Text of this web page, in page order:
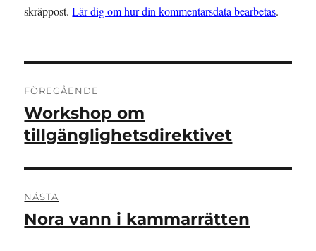
skräppost.Lär dig om hur din kommentarsdata bearbetas.
FÖREGÅENDE
Föregående
inlägg:
Workshop om
tillgänglighetsdirektivet
NÄSTA
Nästa
Nora vann i kammarrätten